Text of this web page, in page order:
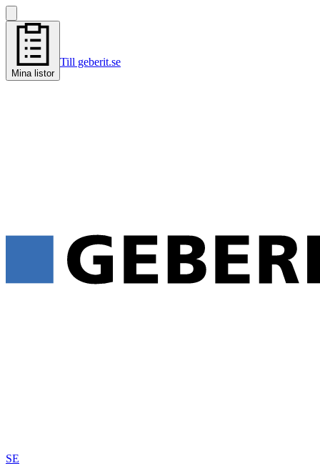
Mina listor
Till geberit.se
SE